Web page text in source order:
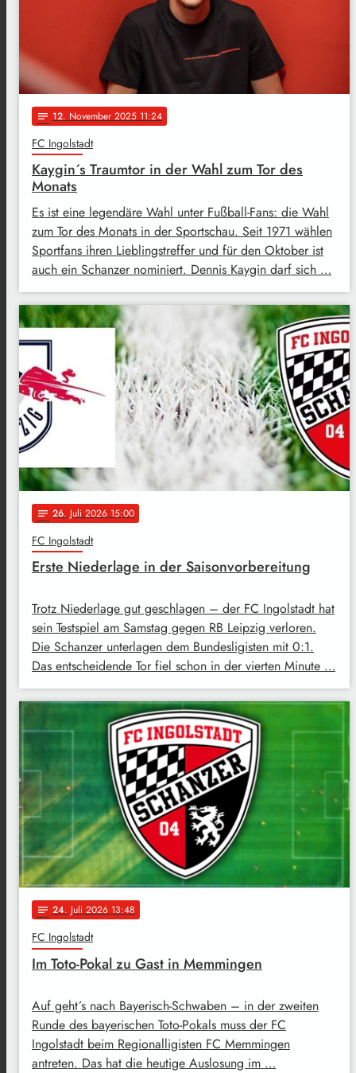
notes 12. November 2025 11:24
FC Ingolstadt
Kaygin´s Traumtor in der Wahl zum Tor des
Monats
Es ist eine legendäre Wahl unter Fußball-Fans: die Wahl
zum Tor des Monats in der Sportschau. Seit 1971 wählen
Sportfans ihren Lieblingstreffer und für den Oktober ist
auch ein Schanzer nominiert. Dennis Kaygin darf sich …
notes 26. Juli 2026 15:00
FC Ingolstadt
Erste Niederlage in der Saisonvorbereitung
Trotz Niederlage gut geschlagen – der FC Ingolstadt hat
sein Testspiel am Samstag gegen RB Leipzig verloren.
Die Schanzer unterlagen dem Bundesligisten mit 0:1.
Das entscheidende Tor fiel schon in der vierten Minute …
notes 24. Juli 2026 13:48
FC Ingolstadt
Im Toto-Pokal zu Gast in Memmingen
Auf geht´s nach Bayerisch-Schwaben – in der zweiten
Runde des bayerischen Toto-Pokals muss der FC
Ingolstadt beim Regionalligisten FC Memmingen
antreten. Das hat die heutige Auslosung im …